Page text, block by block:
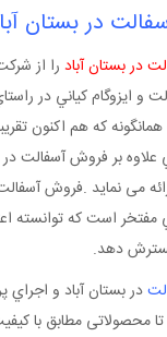
در بستان
در بستان آباد را از
و ايزوگام کياني در
که هم اکنون
بر فروش آسفالت در
می نماید .فروش
مفتخر است که توانسته
دهد.
در بستان آباد و
محصولاتی مطابق با